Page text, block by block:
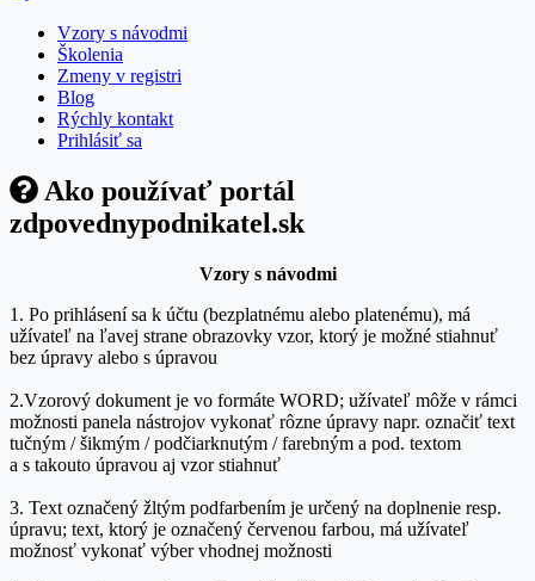
Vzory s návodmi
Školenia
Zmeny v registri
Blog
Rýchly kontakt
Prihlásiť sa
Ako používať portál
zdpovednypodnikatel.sk
Vzory s návodmi
1. Po prihlásení sa k účtu (bezplatnému alebo platenému), má
užívateľ na ľavej strane obrazovky vzor, ktorý je možné stiahnuť
bez úpravy alebo s úpravou
2.Vzorový dokument je vo formáte WORD; užívateľ môže v rámci
možnosti panela nástrojov vykonať rôzne úpravy napr. označiť text
tučným / šikmým / podčiarknutým / farebným a pod. textom
a s takouto úpravou aj vzor stiahnuť
3. Text označený žltým podfarbením je určený na doplnenie resp.
úpravu; text, ktorý je označený červenou farbou, má užívateľ
možnosť vykonať výber vhodnej možnosti